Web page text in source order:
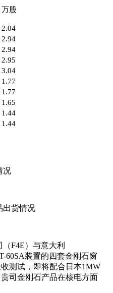
万股
2.04
2.94
2.94
2.95
3.04
1.77
1.77
1.65
1.44
1.44
况
出货情况
F4E）与意大利
60SA装置的四套金刚石窗
测试，即将配合日本1MW
司金刚石产品在核电方面